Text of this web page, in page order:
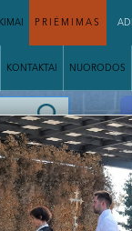
PRIĖMIMAS
KONTAKTAI NUORODOS